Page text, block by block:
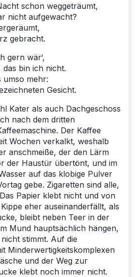
schon weggeträumt,
nicht aufgewacht?
gebracht.
gern wär‘,
bin ich nicht.
umso mehr:
Gesicht.
Kater als auch Dachgeschoss
nach dem dritten
Der Kaffee
Wochen verkalkt, weshalb
anschmeiße, der den Lärm
der Haustür übertönt, und im
auf das klobige Pulver
gebe. Zigaretten sind alle,
Papier klebt nicht und von
eher auseinanderfällt, als
bleibt neben Teer in der
Mund hauptsächlich hängen,
stimmt. Auf die
Minderwertigkeitskomplexen
und der Weg zur
klebt noch immer nicht.